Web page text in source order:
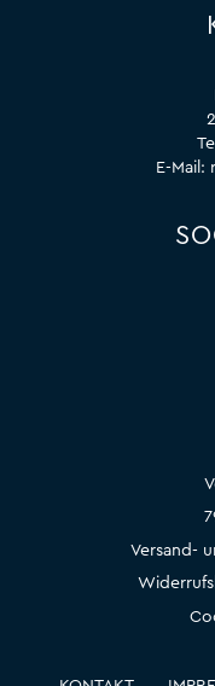
E-Mail:
Versand-